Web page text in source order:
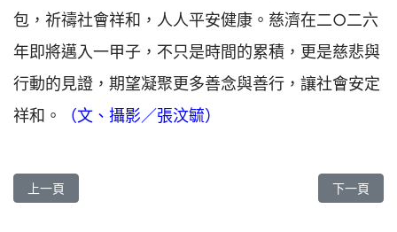
包，祈禱社會祥和，人人平安健康。慈濟在二○二六
年即將邁入一甲子，不只是時間的累積，更是慈悲與
行動的見證，期望凝聚更多善念與善行，讓社會安定
祥和。
（文、攝影／張汶毓）
上一篇文章: 關山慈院 偏鄉送暖 從健康關懷到生活照顧《人醫心傳
上一頁 下一篇文
下一頁